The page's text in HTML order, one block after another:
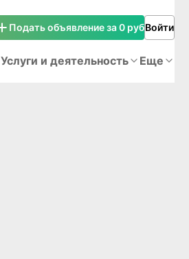
Подать объявление за 0 рубВойти
Услуги и деятельность Еще